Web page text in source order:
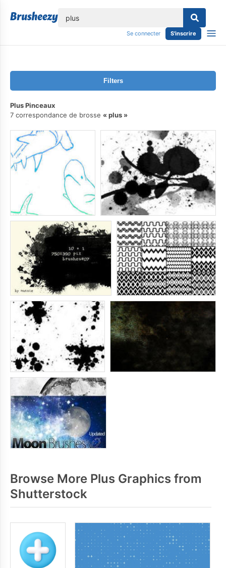
Se connecter S'inscrire
Filters
Plus Pinceaux
7 correspondance de brosse
plus
Browse More Plus Graphics from
Shutterstock